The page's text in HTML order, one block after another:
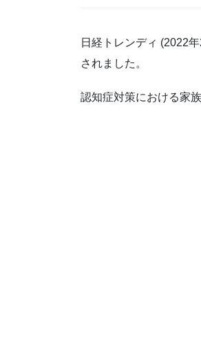
日経トレンディ (2022
されました。
認知症対策における家